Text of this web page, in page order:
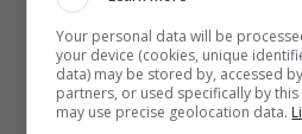
Cifre da capogiro per i profumi più
fragranze ampolle decorazioni
Oro, diamanti, pietre
Your personal data will be
your device (cookies, unique
data) may be stored by, accessed
partners, or used specifically by
may use precise geolocation data.